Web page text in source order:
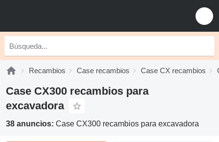
Recambios Case recambios Case CX recambios
Case CX300 recambios para
excavadora
38 anuncios: Case CX300 recambios para excavadora